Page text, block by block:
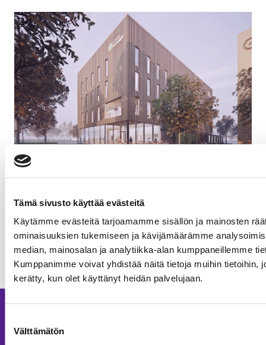
Tämä sivusto käyttää evästeitä
Käytämme evästeitä tarjoamamme sisällön ja mainosten
ominaisuuksien tukemiseen ja kävijämäärämme
median, mainosalan ja analytiikka-alan kumppaneillemme
Kumppanimme voivat yhdistää näitä tietoja muihin tietoihin,
kerätty, kun olet käyttänyt heidän palvelujaan.
valinta
Välttämätön
Keravan Energia investoi tulevaan uudella
modernilla toimitalolla – Jatke toimii
09.03.2026
Kaikki artikkelit